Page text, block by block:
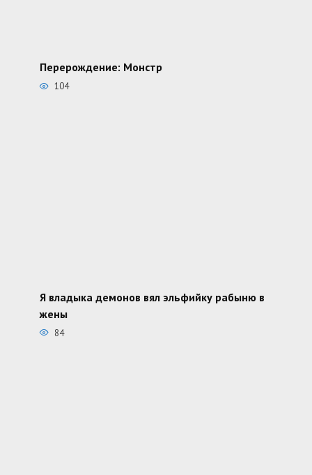
Перерождение: Монстр
104
Я владыка демонов вял эльфийку рабыню в
жены
84